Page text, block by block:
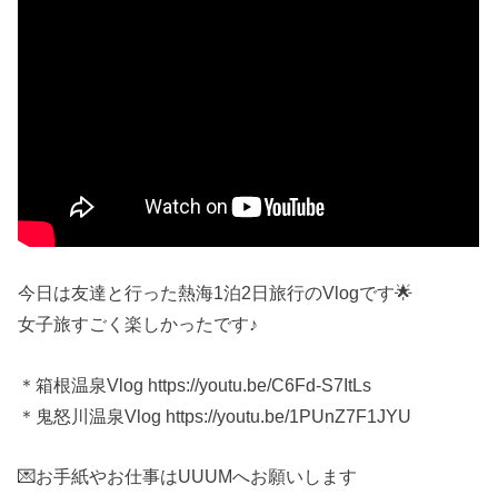
今日は友達と行った熱海1泊2日旅行のVlogです🌟
女子旅すごく楽しかったです♪
＊箱根温泉Vlog https://youtu.be/C6Fd-S7ItLs
＊鬼怒川温泉Vlog https://youtu.be/1PUnZ7F1JYU
💌お手紙やお仕事はUUUMへお願いします